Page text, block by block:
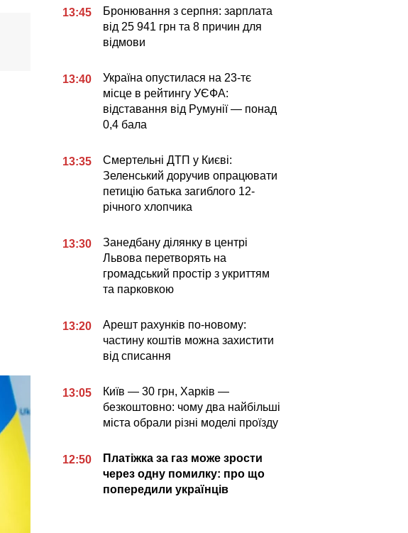
13:45
Бронювання з серпня: зарплата
від 25 941 грн та 8 причин для
відмови
13:40
Україна опустилася на 23-тє
місце в рейтингу УЄФА:
відставання від Румунії — понад
0,4 бала
13:35
Смертельні ДТП у Києві:
Зеленський доручив опрацювати
петицію батька загиблого 12-
річного хлопчика
13:30
Занедбану ділянку в центрі
Львова перетворять на
громадський простір з укриттям
та парковкою
13:20
Арешт рахунків по-новому:
частину коштів можна захистити
від списання
13:05
Київ — 30 грн, Харків —
безкоштовно: чому два найбільші
міста обрали різні моделі проїзду
12:50
Платіжка за газ може зрости
через одну помилку: про що
попередили українців